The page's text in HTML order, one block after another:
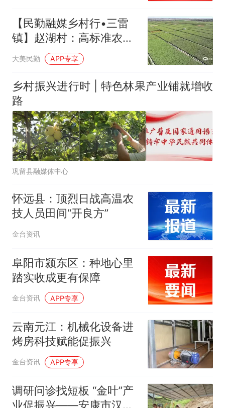
【民勤融媒乡村行•三雷
镇】赵湖村：高标准农田
焕新颜 滴灌种出丰收好光
大美民勤 APP专享
乡村振兴进行时 | 特色林果产业铺就增收
路
巩留县融媒体中心
怀远县：顶烈日战高温农
技人员田间“开良方”
金台资讯
阜阳市颍东区：种地心里
踏实收成更有保障
金台资讯 APP专享
云南元江：机械化设备进
烤房科技赋能促振兴
金台资讯 APP专享
调研问诊找短板 “金叶”产
业促振兴——安康市汉滨